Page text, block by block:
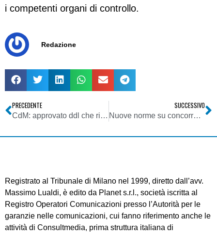
i competenti organi di controllo.
Redazione
PRECEDENTE
CdM: approvato ddl che riconduce a PCM Dip. Editoria la riserva alle radio locali del 15% dei contributi stanziati annualmente
SUCCESSIVO
Nuove norme su concorrenza e diritti dei consumatori
Registrato al Tribunale di Milano nel 1999, diretto dall’avv.
Massimo Lualdi, è edito da Planet s.r.l., società iscritta al
Registro Operatori Comunicazioni presso l’Autorità per le
garanzie nelle comunicazioni, cui fanno riferimento anche le
attività di Consultmedia, prima struttura italiana di